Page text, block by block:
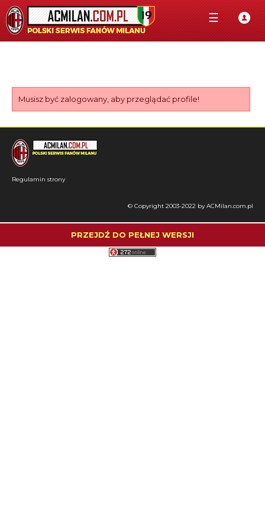
☰
Musisz być zalogowany, aby przeglądać profile!
Regulamin strony
© Copyright 2003-2022 by ACMilan.com.pl
PRZEJDŹ DO PEŁNEJ WERSJI